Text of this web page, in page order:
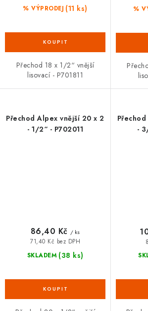
% VÝPRODEJ (11 ks)
Přechod 18 x 1/2“ vnější
lisovací - P701811
%
Přechod Alpex vnější 20 x 2
- 1/2“ - P702011
SKLADEM (38 ks)
71,40 Kč bez DPH
86,40 Kč / ks
-